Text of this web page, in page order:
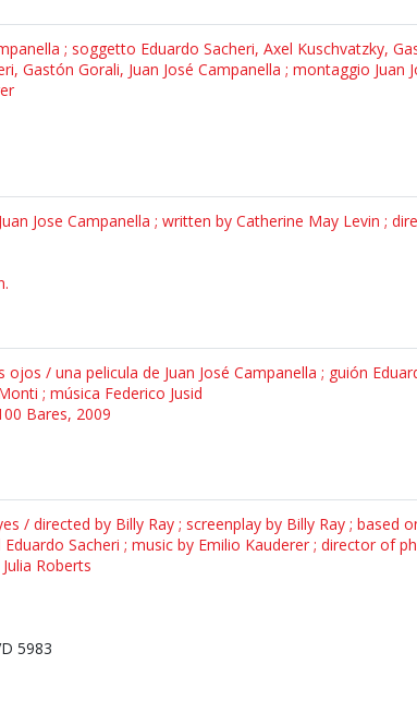
; soggetto Eduardo Sacheri, Axel Kuschvatzky,
Gastón Gorali, Juan José Campanella ; montaggio Juan
Jose Campanella ; written by Catherine May Levin ;
/ una pelicula de Juan José Campanella ; guión
; música Federico Jusid
Bares, 2009
/ directed by Billy Ray ; screenplay by Billy Ray ; based
Sacheri ; music by Emilio Kauderer ; director of
Roberts
5983